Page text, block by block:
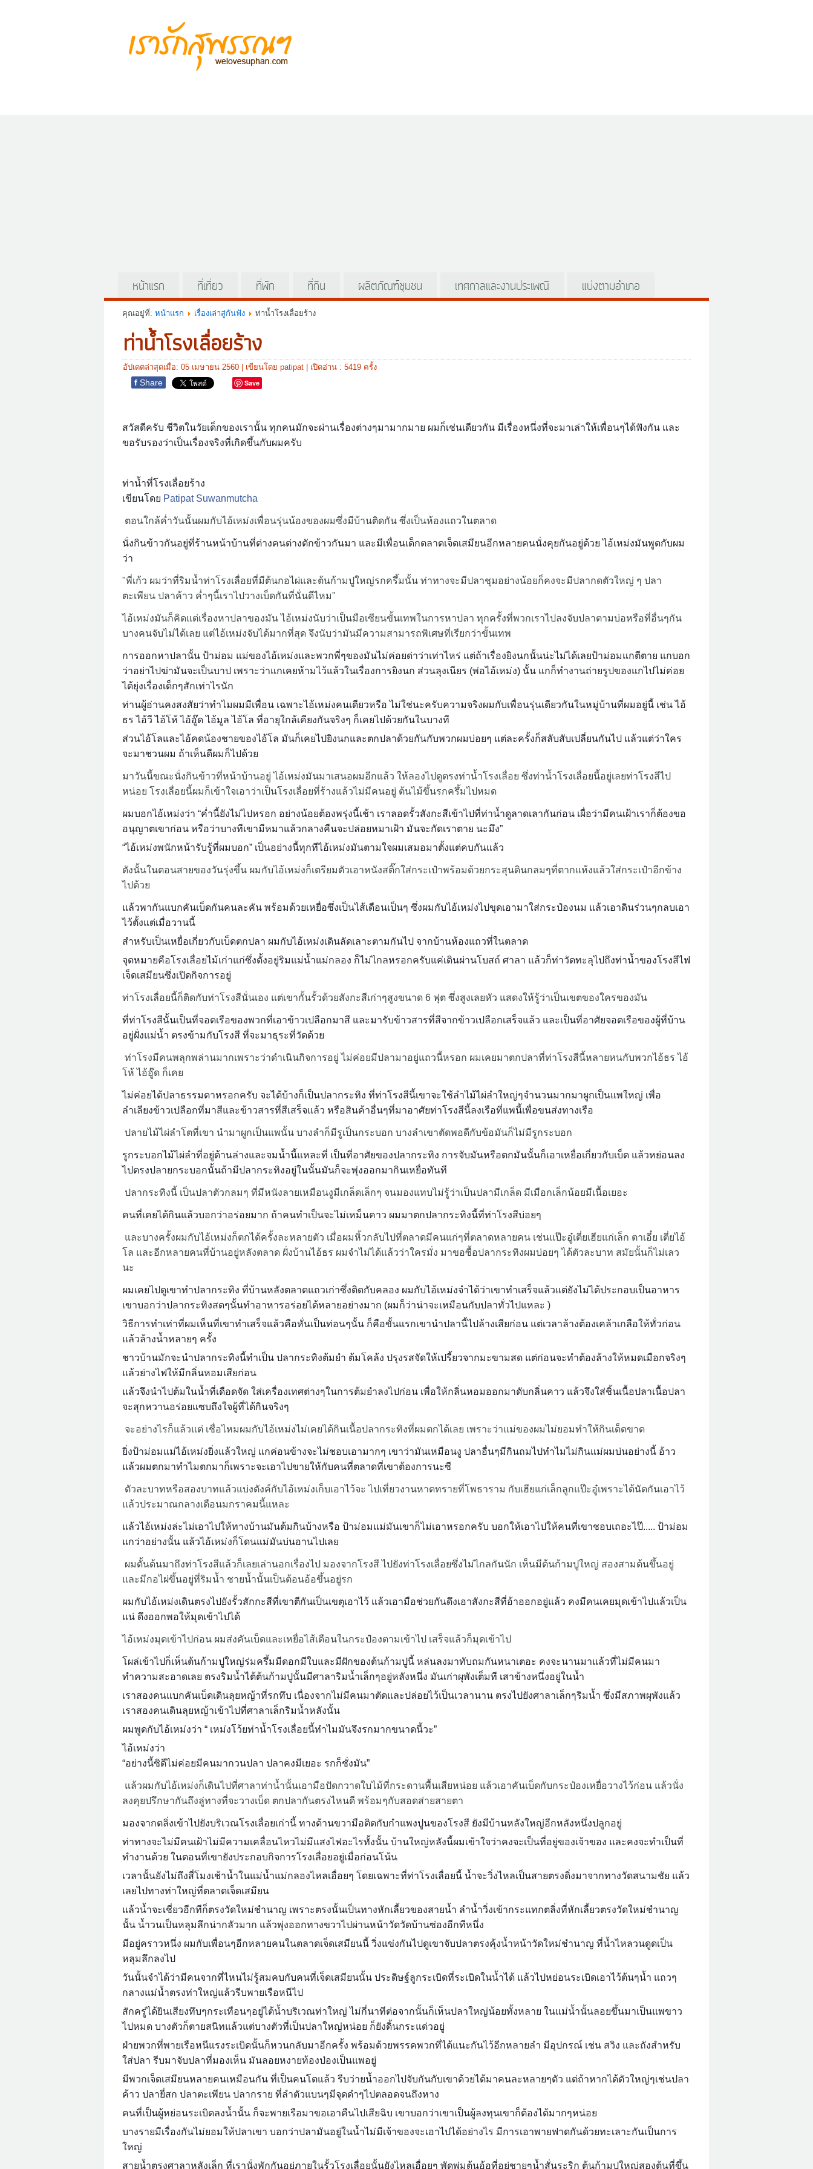
หน้าแรก ที่เที่ยว ที่พัก ที่กิน ผลิตภัณฑ์ชุมชน เทศกาลและงานประเพณี แบ่งตามอำเภอ
คุณอยู่ที่: หน้าแรก เรื่องเล่าสู่กันฟัง ท่าน้ำโรงเลื่อยร้าง
ท่าน้ำโรงเลื่อยร้าง
อัปเดตล่าสุดเมื่อ: 05 เมษายน 2560 เขียนโดย patipat | เปิดอ่าน : 5419 ครั้ง
f Share Save
สวัสดีครับ ชีวิตในวัยเด็กของเรานั้น ทุกคนมักจะผ่านเรื่องต่างๆมามากมาย ผมก็เช่นเดียวกัน มีเรื่องหนึ่งที่จะมาเล่าให้เพื่อนๆได้ฟังกัน และ
ขอรับรองว่าเป็นเรื่องจริงที่เกิดขึ้นกับผมครับ
ท่าน้ำที่โรงเลื่อยร้าง
เขียนโดย Patipat Suwanmutcha
ตอนใกล้ค่ำวันนั้นผมกับไอ้เหม่งเพื่อนรุ่นน้องของผมซึ่งมีบ้านติดกัน ซึ่งเป็นห้องแถวในตลาด
นั่งกินข้าวกันอยู่ที่ร้านหน้าบ้านที่ต่างคนต่างตักข้าวกันมา และมีเพื่อนเด็กตลาดเจ็ดเสมียนอีกหลายคนนั่งคุยกันอยู่ด้วย ไอ้เหม่งมันพูดกับผม
ว่า
"พี่เก้ว ผมว่าที่ริมน้ำท่าโรงเลื่อยที่มีต้นกอไผ่และต้นก้ามปูใหญ่รกครึ้มนั้น ท่าทางจะมีปลาชุมอย่างน้อยก็คงจะมีปลากดตัวใหญ่ ๆ ปลา
ตะเพียน ปลาค้าว ค่ำๆนี้เราไปวางเบ็ดกันที่นั่นดีไหม"
ไอ้เหม่งมันก็คิดแต่เรื่องหาปลาของมัน ไอ้เหม่งนับว่าเป็นมือเซียนขั้นเทพในการหาปลา ทุกครั้งที่พวกเราไปลงจับปลาตามบ่อหรือที่อื่นๆกัน
บางคนจับไม่ได้เลย แต่ไอ้เหม่งจับได้มากที่สุด จึงนับว่ามันมีความสามารถพิเศษที่เรียกว่าขั้นเทพ
การออกหาปลานั้น ป้าม่อม แม่ของไอ้เหม่งและพวกพี่ๆของมันไม่ค่อยด่าว่าเท่าไหร่ แต่ถ้าเรื่องยิงนกนั้นน่ะไม่ได้เลยป้าม่อมแกตีตาย แกบอก
ว่าอย่าไปฆ่ามันจะเป็นบาป เพราะว่าแกเคยห้ามไว้แล้วในเรื่องการยิงนก ส่วนลุงเนียร (พ่อไอ้เหม่ง) นั้น แกก็ทำงานถ่ายรูปของแกไปไม่ค่อย
ได้ยุ่งเรื่องเด็กๆสักเท่าไรนัก
ท่านผู้อ่านคงสงสัยว่าทำไมผมมีเพื่อน เฉพาะไอ้เหม่งคนเดียวหรือ ไม่ใช่นะครับความจริงผมกับเพื่อนรุ่นเดียวกันในหมู่บ้านที่ผมอยู่นี้ เช่น ไอ้
ธร ไอ้วี ไอ้โห้ ไอ้อู๊ด ไอ้มูล ไอ้โล ที่อายุใกล้เคียงกันจริงๆ ก็เคยไปด้วยกันในบางที
ส่วนไอ้โลและไอ้คดน้องชายของไอ้โล มันก็เคยไปยิงนกและตกปลาด้วยกันกับพวกผมบ่อยๆ แต่ละครั้งก็สลับสับเปลี่ยนกันไป แล้วแต่ว่าใคร
จะมาชวนผม ถ้าเห็นดีผมก็ไปด้วย
มาวันนี้ขณะนั่งกินข้าวที่หน้าบ้านอยู่ ไอ้เหม่งมันมาเสนอผมอีกแล้ว ให้ลองไปดูตรงท่าน้ำโรงเลื่อย ซึ่งท่าน้ำโรงเลื่อยนี้อยู่เลยท่าโรงสีไป
หน่อย โรงเลื่อยนี้ผมก็เข้าใจเอาว่าเป็นโรงเลื่อยที่ร้างแล้วไม่มีคนอยู่ ต้นไม้ขึ้นรกครึ้มไปหมด
ผมบอกไอ้เหม่งว่า “ค่ำนี้ยังไม่ไปหรอก อย่างน้อยต้องพรุ่งนี้เช้า เราลอดรั้วสังกะสีเข้าไปที่ท่าน้ำดูลาดเลากันก่อน เผื่อว่ามีคนเฝ้าเราก็ต้องขอ
อนุญาตเขาก่อน หรือว่าบางทีเขามีหมาแล้วกลางคืนจะปล่อยหมาเฝ้า มันจะกัดเราตาย นะมึง”
“ไอ้เหม่งพนักหน้ารับรู้ที่ผมบอก” เป็นอย่างนี้ทุกทีไอ้เหม่งมันตามใจผมเสมอมาตั้งแต่คบกันแล้ว
ดังนั้นในตอนสายของวันรุ่งขึ้น ผมกับไอ้เหม่งก็เตรียมตัวเอาหนังสติ๊กใส่กระเป๋าพร้อมด้วยกระสุนดินกลมๆที่ตากแห้งแล้วใส่กระเป๋าอีกข้าง
ไปด้วย
แล้วพากันแบกคันเบ็ดกันคนละคัน พร้อมด้วยเหยื่อซึ่งเป็นไส้เดือนเป็นๆ ซึ่งผมกับไอ้เหม่งไปขุดเอามาใส่กระป๋องนม แล้วเอาดินร่วนๆกลบเอา
ไว้ตั้งแต่เมื่อวานนี้
สำหรับเป็นเหยื่อเกี่ยวกับเบ็ดตกปลา ผมกับไอ้เหม่งเดินลัดเลาะตามกันไป จากบ้านห้องแถวที่ในตลาด
จุดหมายคือโรงเลื่อยไม้เก่าแก่ซึ่งตั้งอยู่ริมแม่น้ำแม่กลอง ก็ไม่ไกลหรอกครับแค่เดินผ่านโบสถ์ ศาลา แล้วก็ท่าวัดทะลุไปถึงท่าน้ำของโรงสีไฟ
เจ็ดเสมียนซึ่งเปิดกิจการอยู่
ท่าโรงเลื่อยนี้ก็ติดกับท่าโรงสีนั่นเอง แต่เขากั้นรั้วด้วยสังกะสีเก่าๆสูงขนาด 6 ฟุต ซึ่งสูงเลยหัว แสดงให้รู้ว่าเป็นเขตของใครของมัน
ที่ท่าโรงสีนั้นเป็นที่จอดเรือของพวกที่เอาข้าวเปลือกมาสี และมารับข้าวสารที่สีจากข้าวเปลือกเสร็จแล้ว และเป็นที่อาศัยจอดเรือของผู้ที่บ้าน
อยู่ฝั่งแม่น้ำ ตรงข้ามกับโรงสี ที่จะมาธุระที่วัดด้วย
ท่าโรงมีคนพลุกพล่านมากเพราะว่าดำเนินกิจการอยู่ ไม่ค่อยมีปลามาอยู่แถวนี้หรอก ผมเคยมาตกปลาที่ท่าโรงสีนี้หลายหนกับพวกไอ้ธร ไอ้
โห้ ไอ้อู๊ด ก็เคย
ไม่ค่อยได้ปลาธรรมดาหรอกครับ จะได้บ้างก็เป็นปลากระทิง ที่ท่าโรงสีนี้เขาจะใช้ลำไม้ไผ่ลำใหญ่ๆจำนวนมากมาผูกเป็นแพใหญ่ เพื่อ
ลำเลียงข้าวเปลือกที่มาสีและข้าวสารที่สีเสร็จแล้ว หรือสินค้าอื่นๆที่มาอาศัยท่าโรงสีนี้ลงเรือที่แพนี้เพื่อขนส่งทางเรือ
ปลายไม้ไผ่ลำโตที่เขา นำมาผูกเป็นแพนั้น บางลำก็มีรูเป็นกระบอก บางลำเขาตัดพอดีกับข้อมันก็ไม่มีรูกระบอก
รูกระบอกไม้ไผ่ลำที่อยู่ด้านล่างและจมน้ำนี้แหละที่ เป็นที่อาศัยของปลากระทิง การจับมันหรือตกมันนั้นก็เอาเหยื่อเกี่ยวกับเบ็ด แล้วหย่อนลง
ไปตรงปลายกระบอกนั้นถ้ามีปลากระทิงอยู่ในนั้นมันก็จะพุ่งออกมากินเหยื่อทันที
ปลากระทิงนี้ เป็นปลาตัวกลมๆ ที่มีหนังลายเหมือนงูมีเกล็ดเล็กๆ จนมองแทบไม่รู้ว่าเป็นปลามีเกล็ด มีเมือกเล็กน้อยมีเนื้อเยอะ
คนที่เคยได้กินแล้วบอกว่าอร่อยมาก ถ้าคนทำเป็นจะไม่เหม็นคาว ผมมาตกปลากระทิงนี้ที่ท่าโรงสีบ่อยๆ
และบางครั้งผมกับไอ้เหม่งก็ตกได้ครั้งละหลายตัว เมื่อผมหิ้วกลับไปที่ตลาดมีคนแก่ๆที่ตลาดหลายคน เช่นแป๊ะอู๋เตี่ยเฮียแก่เล็ก ตาเอี๋ย เตี่ยไอ้
โล และอีกหลายคนที่บ้านอยู่หลังตลาด ฝั่งบ้านไอ้ธร ผมจำไม่ได้แล้วว่าใครมั่ง มาขอซื้อปลากระทิงผมบ่อยๆ ได้ตัวละบาท สมัยนั้นก็ไม่เลว
นะ
ผมเคยไปดูเขาทำปลากระทิง ที่บ้านหลังตลาดแถวเก่าซึ่งติดกับคลอง ผมกับไอ้เหม่งจำได้ว่าเขาทำเสร็จแล้วแต่ยังไม่ได้ประกอบเป็นอาหาร
เขาบอกว่าปลากระทิงสดๆนั้นทำอาหารอร่อยได้หลายอย่างมาก (ผมก็ว่าน่าจะเหมือนกับปลาทั่วไปแหละ )
วิธีการทำเท่าที่ผมเห็นที่เขาทำเสร็จแล้วคือหั่นเป็นท่อนๆนั้น ก็คือขั้นแรกเขานำปลานี้ไปล้างเสียก่อน แต่เวลาล้างต้องเคล้าเกลือให้ทั่วก่อน
แล้วล้างน้ำหลายๆ ครั้ง
ชาวบ้านมักจะนำปลากระทิงนี้ทำเป็น ปลากระทิงต้มยำ ต้มโคล้ง ปรุงรสจัดให้เปรี้ยวจากมะขามสด แต่ก่อนจะทำต้องล้างให้หมดเมือกจริงๆ
แล้วย่างไฟให้มีกลิ่นหอมเสียก่อน
แล้วจึงนำไปต้มในน้ำที่เดือดจัด ใส่เครื่องเทศต่างๆในการต้มยำลงไปก่อน เพื่อให้กลิ่นหอมออกมาดับกลิ่นคาว แล้วจึงใส่ชิ้นเนื้อปลาเนื้อปลา
จะสุกหวานอร่อยแซบถึงใจผู้ที่ได้กินจริงๆ
จะอย่างไรก็แล้วแต่ เชื่อไหมผมกับไอ้เหม่งไม่เคยได้กินเนื้อปลากระทิงที่ผมตกได้เลย เพราะว่าแม่ของผมไม่ยอมทำให้กินเด็ดขาด
ยิ่งป้าม่อมแม่ไอ้เหม่งยิ่งแล้วใหญ่ แกค่อนข้างจะไม่ชอบเอามากๆ เขาว่ามันเหมือนงู ปลาอื่นๆมีกินถมไปทำไมไม่กินแม่ผมบ่นอย่างนี้ อ้าว
แล้วผมตกมาทำไมตกมาก็เพราะจะเอาไปขายให้กับคนที่ตลาดที่เขาต้องการนะซี
ตัวละบาทหรือสองบาทแล้วแบ่งตังค์กับไอ้เหม่งเก็บเอาไว้จะ ไปเที่ยวงานหาดทรายที่โพธาราม กับเฮียแก่เล็กลูกแป๊ะอู๋เพราะได้นัดกันเอาไว้
แล้วประมาณกลางเดือนมกราคมนี้แหละ
แล้วไอ้เหม่งล่ะไม่เอาไปให้ทางบ้านมันต้มกินบ้างหรือ ป้าม่อมแม่มันเขาก็ไม่เอาหรอกครับ บอกให้เอาไปให้คนที่เขาชอบเถอะไป๊..... ป้าม่อม
แกว่าอย่างนั้น แล้วไอ้เหม่งก็โดนแม่มันบ่นอานไปเลย
ผมดั้นด้นมาถึงท่าโรงสีแล้วก็เลยเล่านอกเรื่องไป มองจากโรงสี ไปยังท่าโรงเลื่อยซึ่งไม่ไกลกันนัก เห็นมีต้นก้ามปูใหญ่ สองสามต้นขึ้นอยู่
และมีกอไผ่ขึ้นอยู่ที่ริมน้ำ ชายน้ำนั้นเป็นต้อนอ้อขึ้นอยู่รก
ผมกับไอ้เหม่งเดินตรงไปยังรั้วสักกะสีที่เขาตีกันเป็นเขตุเอาไว้ แล้วเอามือช่วยกันดึงเอาสังกะสีที่อ้าออกอยู่แล้ว คงมีคนเคยมุดเข้าไปแล้วเป็น
แน่ ดึงออกพอให้มุดเข้าไปได้
ไอ้เหม่งมุดเข้าไปก่อน ผมส่งคันเบ็ดและเหยื่อไส้เดือนในกระป๋องตามเข้าไป เสร็จแล้วก็มุดเข้าไป
โผล่เข้าไปก็เห็นต้นก้ามปูใหญ่ร่มครึ้มมีดอกมีใบและมีฝักของต้นก้ามปูนี้ หล่นลงมาทับถมกันหนาเตอะ คงจะนานมาแล้วที่ไม่มีคนมา
ทำความสะอาดเลย ตรงริมน้ำไต้ต้นก้ามปูนั้นมีศาลาริมน้ำเล็กๆอยู่หลังหนึ่ง มันเก่าผุพังเต็มที เสาข้างหนึ่งอยู่ในน้ำ
เราสองคนแบกคันเบ็ดเดินลุยหญ้าที่รกทึบ เนื่องจากไม่มีคนมาตัดและปล่อยไว้เป็นเวลานาน ตรงไปยังศาลาเล็กๆริมน้ำ ซึ่งมีสภาพผุพังแล้ว
เราสองคนเดินลุยหญ้าเข้าไปที่ศาลาเล็กริมน้ำหลังนั้น
ผมพูดกับไอ้เหม่งว่า “ เหม่งโว้ยท่าน้ำโรงเลื่อยนี้ทำไมมันจึงรกมากขนาดนี้วะ”
ไอ้เหม่งว่า
“อย่างนี้ซิดีไม่ค่อยมีคนมากวนปลา ปลาคงมีเยอะ รกก็ชั่งมัน”
แล้วผมกับไอ้เหม่งก็เดินไปที่ศาลาท่าน้ำนั้นเอามือปัดกวาดใบไม้ที่กระดานพื้นเสียหน่อย แล้วเอาคันเบ็ดกับกระป๋องเหยื่อวางไว้ก่อน แล้วนั่ง
ลงคุยปรึกษากันถึงลู่ทางที่จะวางเบ็ด ตกปลากันตรงไหนดี พร้อมๆกับสอดส่ายสายตา
มองจากตลิ่งเข้าไปยังบริเวณโรงเลื่อยเก่านี้ ทางด้านขวามือติดกับกำแพงปูนของโรงสี ยังมีบ้านหลังใหญ่อีกหลังหนึ่งปลูกอยู่
ท่าทางจะไม่มีคนเฝ้าไม่มีความเคลื่อนไหวไม่มีแสงไฟอะไรทั้งนั้น บ้านใหญ่หลังนี้ผมเข้าใจว่าคงจะเป็นที่อยู่ของเจ้าของ และคงจะทำเป็นที่
ทำงานด้วย ในตอนที่เขายังประกอบกิจการโรงเลื่อยอยู่เมื่อก่อนโน้น
เวลานั้นยังไม่ถึงสี่โมงเช้าน้ำในแม่น้ำแม่กลองไหลเอื่อยๆ โดยเฉพาะที่ท่าโรงเลื่อยนี้ น้ำจะวิ่งไหลเป็นสายตรงดิ่งมาจากทางวัดสนามชัย แล้ว
เลยไปทางท่าใหญ่ที่ตลาดเจ็ดเสมียน
แล้วน้ำจะเชี่ยวอีกทีก็ตรงวัดใหม่ชำนาญ เพราะตรงนั้นเป็นทางหักเลี้ยวของสายน้ำ ลำน้ำวิ่งเข้ากระแทกตลิ่งที่หักเลี้ยวตรงวัดใหม่ชำนาญ
นั้น น้ำวนเป็นหลุมลึกน่ากลัวมาก แล้วพุ่งออกทางขวาไปผ่านหน้าวัดวัดบ้านซ่องอีกทีหนึ่ง
มีอยู่คราวหนึ่ง ผมกับเพื่อนๆอีกหลายคนในตลาดเจ็ดเสมียนนี้ วิ่งแข่งกันไปดูเขาจับปลาตรงคุ้งน้ำหน้าวัดใหม่ชำนาญ ที่น้ำไหลวนดูดเป็น
หลุมลึกลงไป
วันนั้นจำได้ว่ามีคนจากที่ไหนไม่รู้สมคบกับคนที่เจ็ดเสมียนนั้น ประดิษฐ์ลูกระเบิดที่ระเบิดในน้ำได้ แล้วไปหย่อนระเบิดเอาไว้ต้นๆน้ำ แถวๆ
กลางแม่น้ำตรงท่าใหญ่แล้วรีบพายเรือหนีไป
สักครู่ได้ยินเสียงทึบๆกระเทือนๆอยู่ไต้น้ำบริเวณท่าใหญ่ ไม่กี่นาทีต่อจากนั้นก็เห็นปลาใหญ่น้อยทั้งหลาย ในแม่น้ำนั้นลอยขึ้นมาเป็นแพขาว
ไปหมด บางตัวก็ตายสนิทแล้วแต่บางตัวที่เป็นปลาใหญ่หน่อย ก็ยังดิ้นกระแด่วอยู่
ฝ่ายพวกที่พายเรือหนีแรงระเบิดนั้นก็หวนกลับมาอีกครั้ง พร้อมด้วยพรรคพวกที่ได้แนะกันไว้อีกหลายลำ มีอุปกรณ์ เช่น สวิง และถังสำหรับ
ใส่ปลา รีบมาจับปลาที่มองเห็น มันลอยหงายท้องป่องเป็นแพอยู่
มีพวกเจ็ดเสมียนหลายคนเหมือนกัน ที่เป็นคนโตแล้ว รีบว่ายน้ำออกไปจับกันกับเขาด้วยได้มาคนละหลายๆตัว แต่ถ้าหากได้ตัวใหญ่ๆเช่นปลา
ค้าว ปลายี่สก ปลาตะเพียน ปลากราย ที่ลำตัวแบนๆมีจุดดำๆไปตลอดจนถึงหาง
คนที่เป็นผู้หย่อนระเบิดลงน้ำนั้น ก็จะพายเรือมาขอเอาคืนไปเสียฉิบ เขาบอกว่าเขาเป็นผู้ลงทุนเขาก็ต้องได้มากๆหน่อย
บางรายมีเรื่องกันไม่ยอมให้ปลาเขา บอกว่าปลามันอยู่ในน้ำไม่มีเจ้าของจะเอาไปได้อย่างไร มีการเอาพายฟาดกันด้วยทะเลาะกันเป็นการ
ใหญ่
สายน้ำตรงศาลาหลังเล็ก ที่เรานั่งพักกันอยู่ภายในรั้วโรงเลื่อยนั้นยังไหลเอื่อยๆ พัดพุ่มต้นอ้อที่อยู่ชายๆน้ำสั่นระริก ต้นก้ามปูใหญ่สองต้นที่ขึ้น